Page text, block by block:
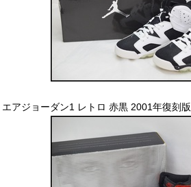
エアジョーダン1 レトロ 赤黒 2001年復刻版